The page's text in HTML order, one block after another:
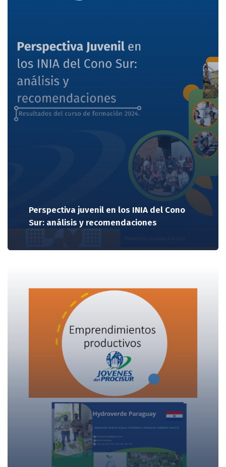
Perspectiva juvenil en los INIA del Cono
Sur: análisis y recomendaciones